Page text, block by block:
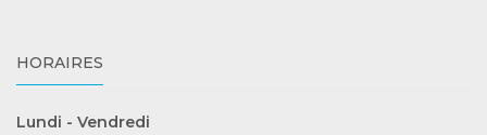
HORAIRES
Lundi - Vendredi